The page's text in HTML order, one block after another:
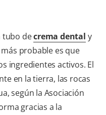
tubo decrema dental y
probable es que
ingredientes activos. El
en la tierra, las rocas
según la Asociación
gracias a la